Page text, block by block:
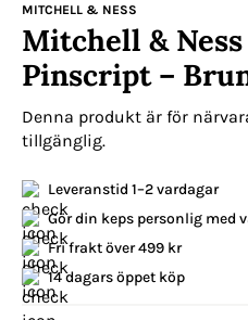
MITCHELL & NESS
Mitchell &
Pinscript –
Denna produkt är för
tillgänglig.
Leveranstid 1–2 vardagar
Gör din keps personlig med
Fri frakt över 499 kr
14 dagars öppet köp